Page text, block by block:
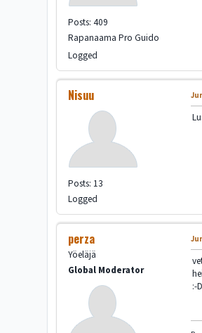
Posts: 409
Rapanaama Pro Guido
Logged
Nisuu
Posts: 13
Logged
perza
Yöeläjä
Global Moderator
:-D